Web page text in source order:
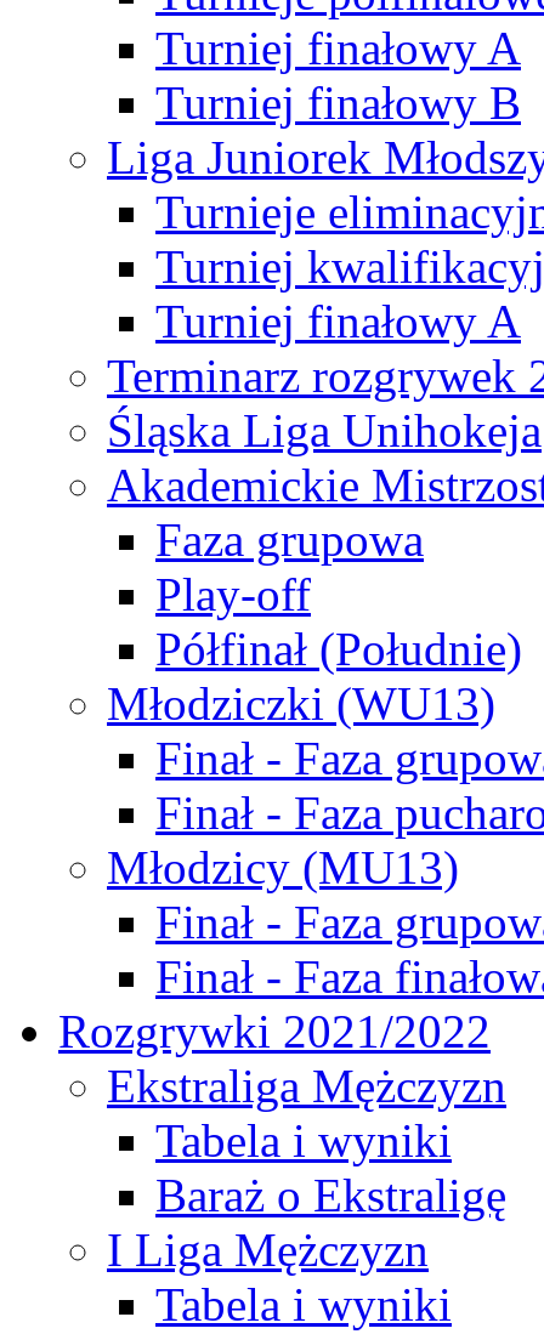
Turniej finałowy A
Turniej finałowy B
Liga Juniorek
Turnieje
Turniej
Turniej finałowy A
Terminarz rozgrywek
Śląska Liga Unihokeja
Akademickie
Faza grupowa
Play-off
Półfinał (Południe)
Młodziczki (WU13)
Finał - Faza
Finał - Faza
Młodzicy (MU13)
Finał - Faza
Finał - Faza
Rozgrywki 2021/2022
Ekstraliga Mężczyzn
Tabela i wyniki
Baraż o Ekstraligę
I Liga Mężczyzn
Tabela i wyniki